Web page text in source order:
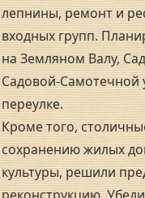
лепнины, ремонт и
входных групп.
на Земляном Валу,
Садовой-Самотечной
переулке.
Кроме того,
сохранению жилых
культуры, решили